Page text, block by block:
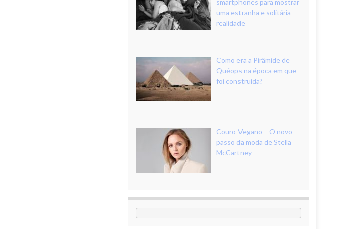
smartphones para mostrar
uma estranha e solitária
realidade
Como era a Pirâmide de
Quéops na época em que
foi construída?
Couro-Vegano – O novo
passo da moda de Stella
McCartney